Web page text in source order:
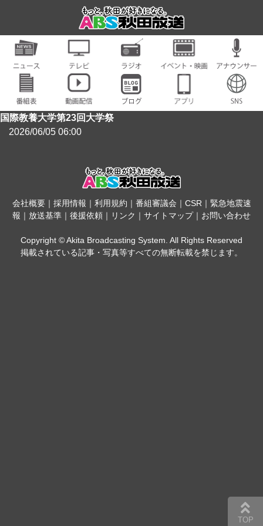
国際教養大学第23回大学祭
2026/06/05 06:00
会社概要｜ 採用情報 ｜ 利用規約 ｜ 番組審議会 ｜ CSR｜ 緊急地震速
報 ｜ 放送基準 ｜ 後援依頼 ｜ リンク ｜ サイトマップ｜ お問い合わせ
Copyright © Akita Broadcasting System. All Rights Reserved
掲載されている記事・写真等すべての無断転載を禁じます。